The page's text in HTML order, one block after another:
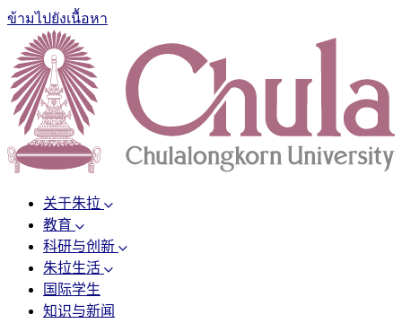
ข้ามไปยังเนื้อหา
关于朱拉
教育
科研与创新
朱拉生活
国际学生
知识与新闻